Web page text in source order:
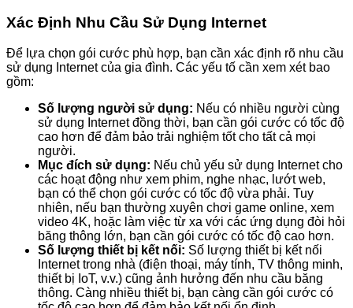
Xác Định Nhu Cầu Sử Dụng Internet
Để lựa chọn gói cước phù hợp, bạn cần xác định rõ nhu cầu
sử dụng Internet của gia đình. Các yếu tố cần xem xét bao
gồm:
Số lượng người sử dụng: Nếu có nhiều người cùng
sử dụng Internet đồng thời, bạn cần gói cước có tốc độ
cao hơn để đảm bảo trải nghiệm tốt cho tất cả mọi
người.
Mục đích sử dụng: Nếu chủ yếu sử dụng Internet cho
các hoạt động như xem phim, nghe nhạc, lướt web,
bạn có thể chọn gói cước có tốc độ vừa phải. Tuy
nhiên, nếu bạn thường xuyên chơi game online, xem
video 4K, hoặc làm việc từ xa với các ứng dụng đòi hỏi
băng thông lớn, bạn cần gói cước có tốc độ cao hơn.
Số lượng thiết bị kết nối: Số lượng thiết bị kết nối
Internet trong nhà (điện thoại, máy tính, TV thông minh,
thiết bị IoT, v.v.) cũng ảnh hưởng đến nhu cầu băng
thông. Càng nhiều thiết bị, bạn càng cần gói cước có